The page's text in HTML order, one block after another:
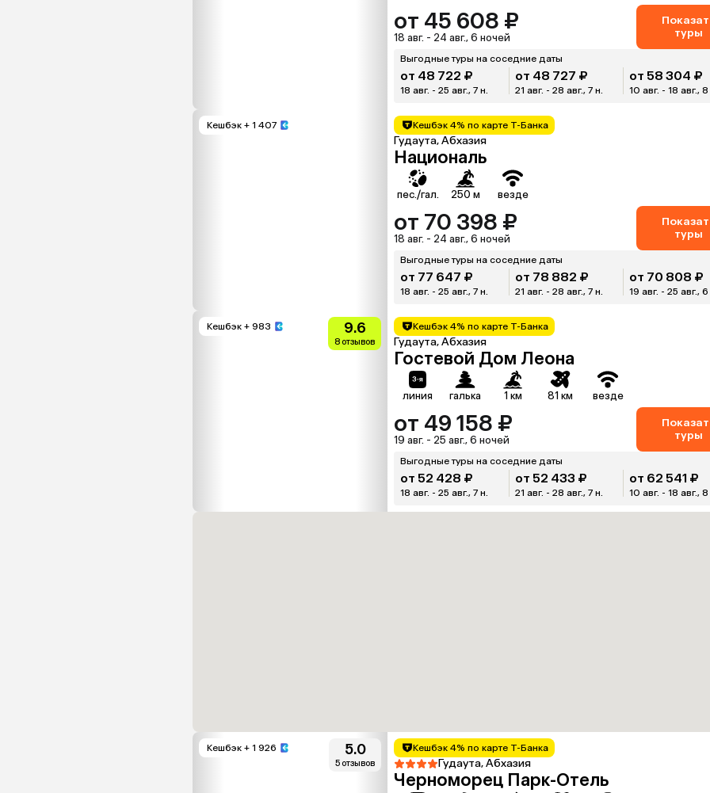
от 45 608 ₽
18 авг. - 24 авг., 6 ночей
туры
Выгодные туры на соседние даты
от 48 722 ₽
18 авг. - 25 авг., 7 н.
от 48 727 ₽
21 авг. - 28 авг., 7 н.
от 58 304 ₽
10 авг. - 18 авг.,
Кешбэк + 1 407 Кешбэк 4% по карте Т-Банка
Гудаута, Абхазия
Националь
пес./гал. 250 м везде
от 70 398 ₽
18 авг. - 24 авг., 6 ночей
туры
Выгодные туры на соседние даты
от 77 647 ₽
18 авг. - 25 авг., 7 н.
от 78 882 ₽
21 авг. - 28 авг., 7 н.
от 70 808 ₽
19 авг. - 25 авг.,
Кешбэк + 983 9.6
8 отзывов
Кешбэк 4% по карте Т-Банка
Гудаута, Абхазия
Гостевой Дом Леона
линия галька 1 км 81 км везде
от 49 158 ₽
19 авг. - 25 авг., 6 ночей
туры
Выгодные туры на соседние даты
от 52 428 ₽
18 авг. - 25 авг., 7 н.
от 52 433 ₽
21 авг. - 28 авг., 7 н.
от 62 541 ₽
10 авг. - 18 авг.,
Кешбэк + 1 926 5.0
5 отзывов
Кешбэк 4% по карте Т-Банка
Гудаута, Абхазия
Черноморец Парк-Отель